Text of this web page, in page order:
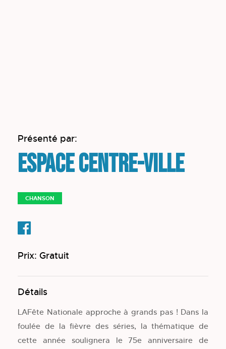
Présenté par:
Espace Centre-ville
CHANSON
Prix: Gratuit
Détails
LAFête Nationale approche à grands pas ! Dans la
foulée de la fièvre des séries, la thématique de
cette année soulignera le 75e anniversaire de